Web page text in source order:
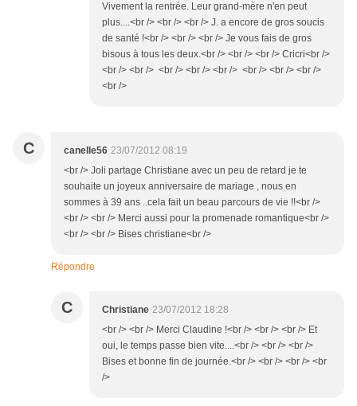
Vivement la rentrée. Leur grand-mère n'en peut
plus....<br /> <br /> <br /> J. a encore de gros soucis
de santé !<br /> <br /> <br /> Je vous fais de gros
bisous à tous les deux.<br /> <br /> <br /> Cricri<br />
<br /> <br /> <br /> <br /> <br /> <br /> <br /> <br />
<br />
C canelle56 23/07/2012 08:19
<br /> Joli partage Christiane avec un peu de retard je te
souhaite un joyeux anniversaire de mariage , nous en
sommes à 39 ans ..cela fait un beau parcours de vie !!<br />
<br /> <br /> Merci aussi pour la promenade romantique<br />
<br /> <br /> Bises christiane<br />
Répondre
C Christiane 23/07/2012 18:28
<br /> <br /> Merci Claudine !<br /> <br /> <br /> Et
oui, le temps passe bien vite....<br /> <br /> <br />
Bises et bonne fin de journée.<br /> <br /> <br /> <br
/>